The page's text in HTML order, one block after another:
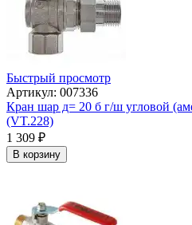
Быстрый просмотр
Артикул: 007336
Кран шар д= 20 б г/ш угловой
(VT.228)
1 309 ₽
В корзину